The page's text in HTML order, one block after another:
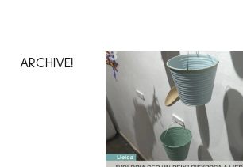
ARCHIVE!